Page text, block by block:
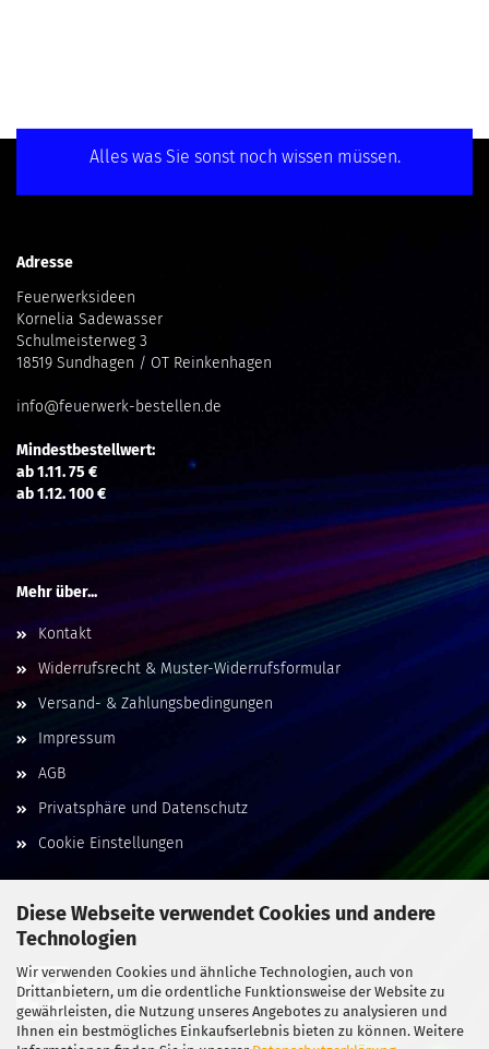
Diese Webseite verwendet Cookies und andere
Technologien
Wir verwenden Cookies und ähnliche Technologien, auch von
Drittanbietern, um die ordentliche Funktionsweise der Website zu
gewährleisten, die Nutzung unseres Angebotes zu analysieren und
Ihnen ein bestmögliches Einkaufserlebnis bieten zu können. Weitere
Alles was Sie sonst noch wissen müssen.
Adresse
Feuerwerksideen
Kornelia Sadewasser
Schulmeisterweg 3
18519 Sundhagen / OT Reinkenhagen
info@feuerwerk-bestellen.de
Mindestbestellwert:
ab 1.11. 75 €
ab 1.12. 100 €
Mehr über...
Kontakt
Widerrufsrecht & Muster-Widerrufsformular
Versand- & Zahlungsbedingungen
Impressum
AGB
Privatsphäre und Datenschutz
Cookie Einstellungen
Social Media